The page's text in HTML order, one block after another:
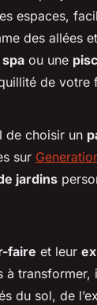
espaces,
des allées
spa ou une
de votre
de choisir un
sur
jardins
faire et leur
transformer,
du sol, de